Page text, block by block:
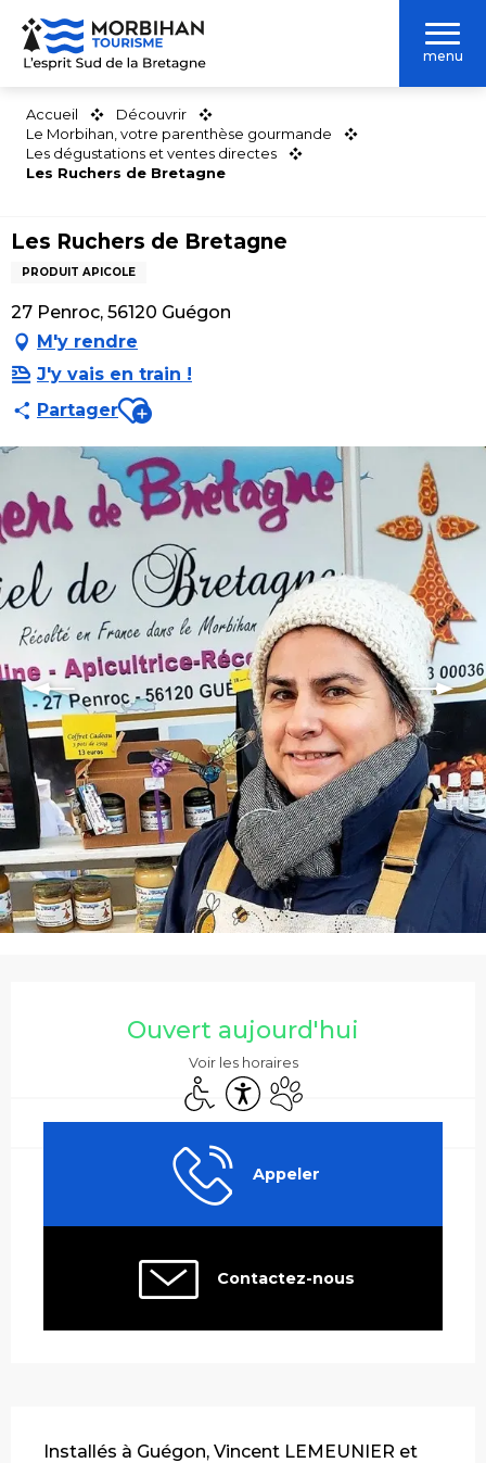
Aller
contenu
menu
Accueil
Découvrir
Le Morbihan, votre parenthèse gourmande
Les dégustations et ventes directes
Les Ruchers de Bretagne
Les Ruchers de Bretagne
PRODUIT APICOLE
27 Penroc, 56120 Guégon
M'y rendre
J'y vais en train !
PartagerAjouter aux favoris
Ouvert aujourd'hui
Voir les horaires
Accès handicapés
Accessibilité
Animaux acceptés
Appeler
Contactez-nous
Installés à Guégon, Vincent LEMEUNIER et